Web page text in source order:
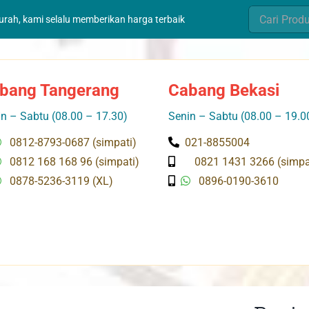
kami selalu memberikan harga terbaik
Search
for:
Tangerang
– Sabtu (08.00 – 17.30)
0812-8793-0687 (simpati)
0812 168 168 96 (simpati)
0878-5236-3119 (XL)
Cabang Bekasi
Senin – Sabtu (08.00 –
021-8855004
0821 1431 3266
0896-0190-3610